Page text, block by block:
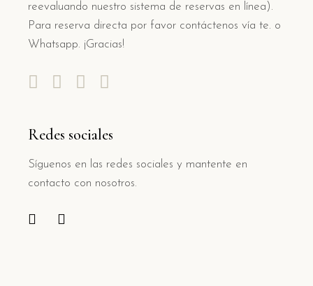
reevaluando nuestro sistema de reservas en línea).
Para reserva directa por favor contáctenos vía te. o
Whatsapp. ¡Gracias!
Redes sociales
Síguenos en las redes sociales y mantente en
contacto con nosotros.